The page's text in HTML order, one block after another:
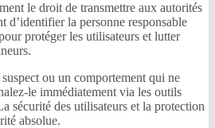
le droit de transmettre aux autorités
d’identifier la personne responsable
protéger les utilisateurs et lutter
ou un comportement qui ne
le immédiatement via les outils
sécurité des utilisateurs et la protection
absolue.